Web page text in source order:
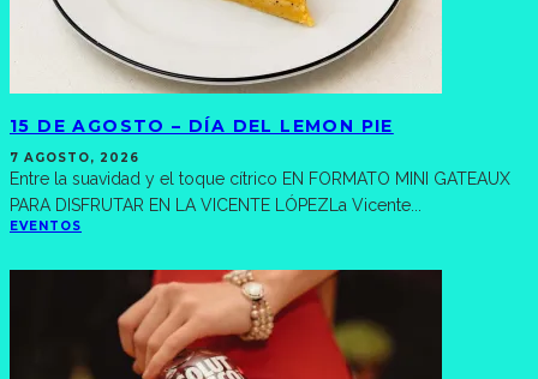
15 DE AGOSTO – DÍA DEL LEMON PIE
7 AGOSTO, 2026
Entre la suavidad y el toque cítrico EN FORMATO MINI GATEAUX
PARA DISFRUTAR EN LA VICENTE LÓPEZLa Vicente...
EVENTOS